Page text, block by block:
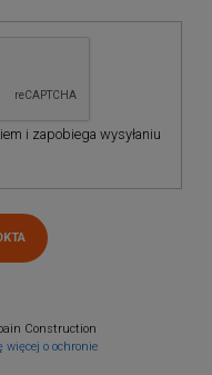
i zapobiega wysyłaniu
Construction
więcej o ochronie